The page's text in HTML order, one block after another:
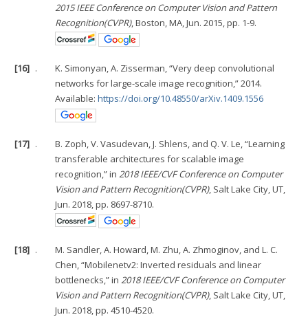
2015 IEEE Conference on Computer Vision and Pattern
Recognition(CVPR), Boston, MA, Jun. 2015, pp. 1-9.
[16] .
K. Simonyan, A. Zisserman, “Very deep convolutional
networks for large-scale image recognition,” 2014.
Available:https://doi.org/10.48550/arXiv.1409.1556
[17] .
B. Zoph, V. Vasudevan, J. Shlens, and Q. V. Le, “Learning
transferable architectures for scalable image
recognition,” in2018 IEEE/CVF Conference on Computer
Vision and Pattern Recognition(CVPR), Salt Lake City, UT,
Jun. 2018, pp. 8697-8710.
[18] .
M. Sandler, A. Howard, M. Zhu, A. Zhmoginov, and L. C.
Chen, “Mobilenetv2: Inverted residuals and linear
bottlenecks,” in2018 IEEE/CVF Conference on Computer
Vision and Pattern Recognition(CVPR), Salt Lake City, UT,
Jun. 2018, pp. 4510-4520.